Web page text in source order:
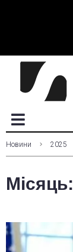
Новини 2025
Місяць: